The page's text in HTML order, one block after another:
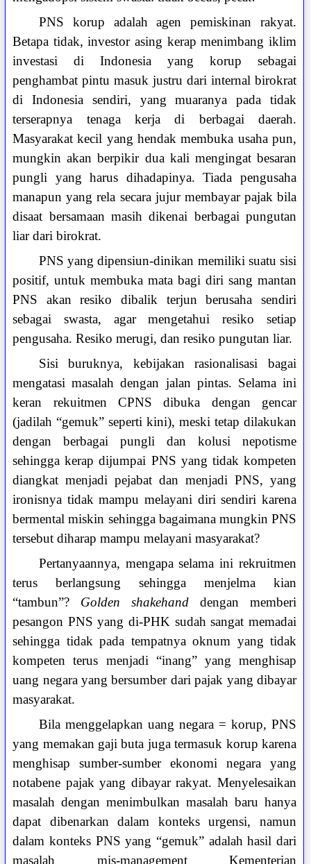
PNS korup adalah agen pemiskinan rakyat.
Betapa tidak, investor asing kerap menimbang iklim
investasi di Indonesia yang korup sebagai
penghambat pintu masuk justru dari internal birokrat
di Indonesia sendiri, yang muaranya pada tidak
terserapnya tenaga kerja di berbagai daerah.
Masyarakat kecil yang hendak membuka usaha pun,
mungkin akan berpikir dua kali mengingat besaran
pungli yang harus dihadapinya. Tiada pengusaha
manapun yang rela secara jujur membayar pajak bila
disaat bersamaan masih dikenai berbagai pungutan
liar dari birokrat.
PNS yang dipensiun-dinikan memiliki suatu sisi
positif, untuk membuka mata bagi diri sang mantan
PNS akan resiko dibalik terjun berusaha sendiri
sebagai swasta, agar mengetahui resiko setiap
pengusaha. Resiko merugi, dan resiko pungutan liar.
Sisi buruknya, kebijakan rasionalisasi bagai
mengatasi masalah dengan jalan pintas. Selama ini
keran rekuitmen CPNS dibuka dengan gencar
(jadilah “gemuk” seperti kini), meski tetap dilakukan
dengan berbagai pungli dan kolusi nepotisme
sehingga kerap dijumpai PNS yang tidak kompeten
diangkat menjadi pejabat dan menjadi PNS, yang
ironisnya tidak mampu melayani diri sendiri karena
bermental miskin sehingga bagaimana mungkin PNS
tersebut diharap mampu melayani masyarakat?
Pertanyaannya, mengapa selama ini rekruitmen
terus berlangsung sehingga menjelma kian
“tambun”? Golden shakehand dengan memberi
pesangon PNS yang di-PHK sudah sangat memadai
sehingga tidak pada tempatnya oknum yang tidak
kompeten terus menjadi “inang” yang menghisap
uang negara yang bersumber dari pajak yang dibayar
masyarakat.
Bila menggelapkan uang negara = korup, PNS
yang memakan gaji buta juga termasuk korup karena
menghisap sumber-sumber ekonomi negara yang
notabene pajak yang dibayar rakyat. Menyelesaikan
masalah dengan menimbulkan masalah baru hanya
dapat dibenarkan dalam konteks urgensi, namun
dalam konteks PNS yang “gemuk” adalah hasil dari
masalah mis-management Kementerian